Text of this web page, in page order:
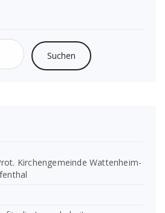
Kirchengemeinde Wattenheim-